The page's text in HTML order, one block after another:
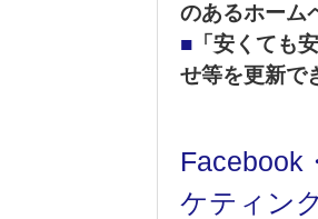
のあるホーム
■ 「安くても
せ等を更新で
Facebook
ケティン